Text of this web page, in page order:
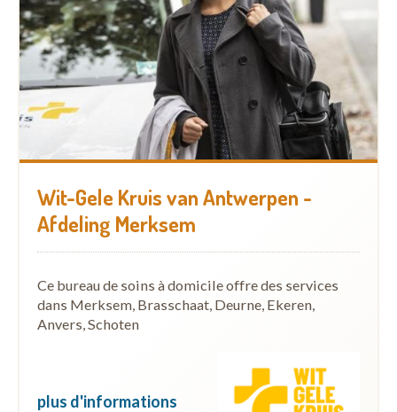
Wit-Gele Kruis van Antwerpen -
Afdeling Merksem
Ce bureau de soins à domicile offre des services
dans Merksem, Brasschaat, Deurne, Ekeren,
Anvers, Schoten
plus d'informations